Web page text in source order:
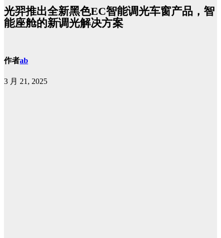
光羿推出全新黑色EC智能调光车窗产品，智
能座舱的新调光解决方案
作者ab
3 月 21, 2025